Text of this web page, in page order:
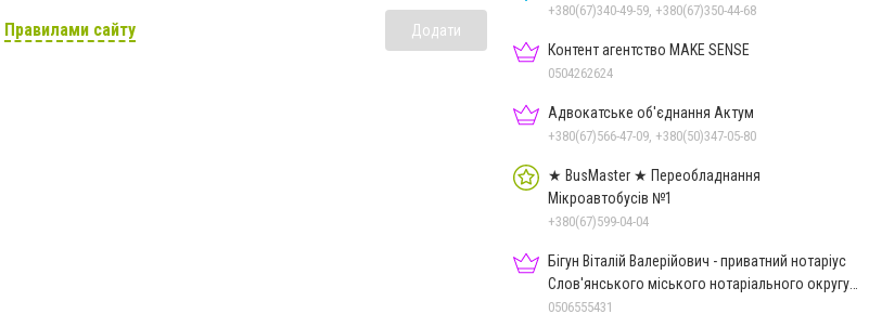
Правилами сайту Додати
+380(67)340-49-59, +380(67)350-44-68
Контент агентство MAKE SENSE
0504262624
Адвокатське об'єднання Актум
+380(67)566-47-09, +380(50)347-05-80
★ BusMaster ★ Переобладнання
Мікроавтобусів №1
+380(67)599-04-04
Бігун Віталій Валерійович - приватний нотаріус
Слов'янського міського нотаріального округу
Дон.обл.
0506555431